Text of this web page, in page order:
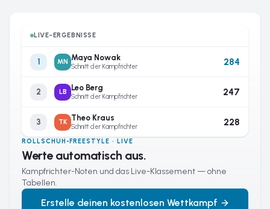
LIVE-ERGEBNISSE
1 MN Maya Nowak
Schnitt der Kampfrichter 284
2 LB Leo Berg
Schnitt der Kampfrichter 247
3 TK Theo Kraus
Schnitt der Kampfrichter 228
ROLLSCHUH-FREESTYLE · LIVE
Werte automatisch aus.
Kampfrichter-Noten und das Live-Klassement — ohne
Tabellen.
Erstelle deinen kostenlosen Wettkampf